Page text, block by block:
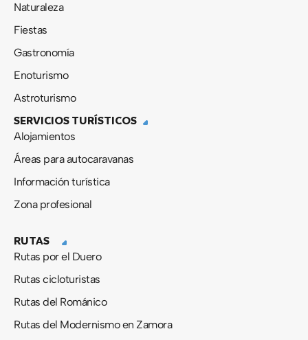
Naturaleza
Fiestas
Gastronomía
Enoturismo
Astroturismo
SERVICIOS TURÍSTICOS
Alojamientos
Áreas para autocaravanas
Información turística
Zona profesional
RUTAS
Rutas por el Duero
Rutas cicloturistas
Rutas del Románico
Rutas del Modernismo en Zamora